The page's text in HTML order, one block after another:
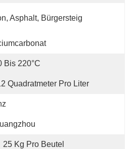
Asphalt, Bürgersteig
Bis 220°C
Quadratmeter Pro Liter
25 Kg Pro Beutel